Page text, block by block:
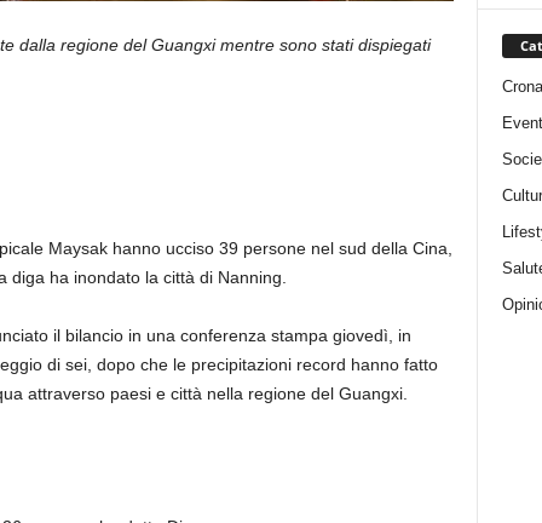
dalla regione del Guangxi mentre sono stati dispiegati
Maysak hanno ucciso 39 persone nel sud della Cina,
ha inondato la città di Nanning.
il bilancio in una conferenza stampa giovedì, in
di sei, dopo che le precipitazioni record hanno fatto
attraverso paesi e città nella regione del Guangxi.